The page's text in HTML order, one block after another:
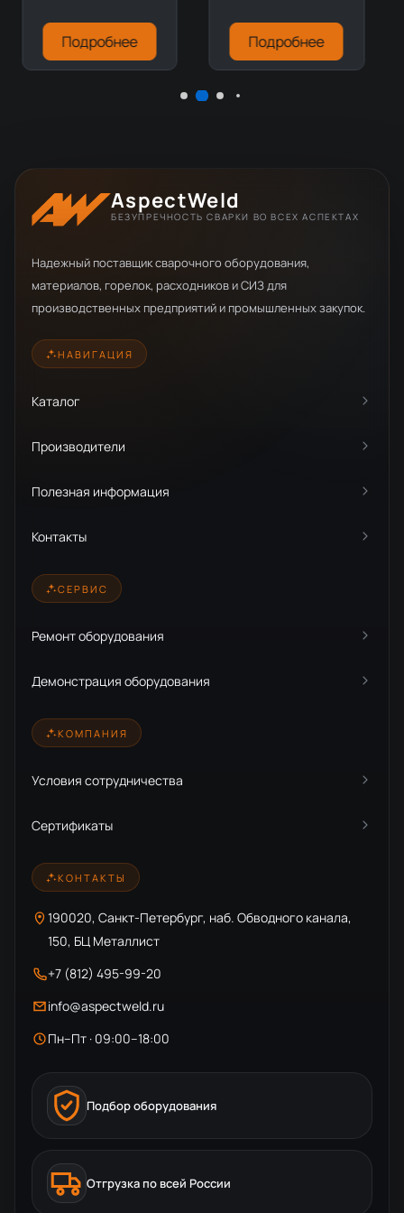
Подробнее Подробнее
AspectWeld
БЕЗУПРЕЧНОСТЬ СВАРКИ ВО ВСЕХ АСПЕКТАХ
Надежный поставщик сварочного оборудования,
материалов, горелок, расходников и СИЗ для
производственных предприятий и промышленных закупок.
НАВИГАЦИЯ
Каталог
Производители
Полезная информация
Контакты
СЕРВИС
Ремонт оборудования
Демонстрация оборудования
КОМПАНИЯ
Условия сотрудничества
Сертификаты
КОНТАКТЫ
190020, Санкт-Петербург, наб. Обводного канала,
150, БЦ Металлист
+7 (812) 495-99-20
info@aspectweld.ru
Пн–Пт · 09:00–18:00
Подбор оборудования
Отгрузка по всей России